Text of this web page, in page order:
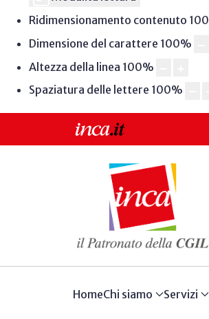
Ridimensionamento contenuto 100
Dimensione del carattere 100%
Altezza della linea 100%
Spaziatura delle lettere 100%
HomeChi siamo Servizi